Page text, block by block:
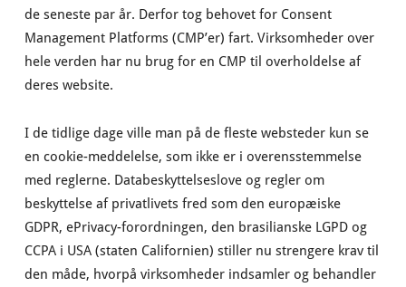
de seneste par år. Derfor tog behovet for Consent
Management Platforms (CMP’er) fart. Virksomheder over
hele verden har nu brug for en CMP til overholdelse af
deres website.
I de tidlige dage ville man på de fleste websteder kun se
en cookie-meddelelse, som ikke er i overensstemmelse
med reglerne. Databeskyttelseslove og regler om
beskyttelse af privatlivets fred som den europæiske
GDPR, ePrivacy-forordningen, den brasilianske LGPD og
CCPA i USA (staten Californien) stiller nu strengere krav til
den måde, hvorpå virksomheder indsamler og behandler